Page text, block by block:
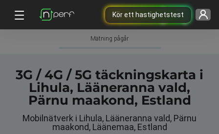
Kör ett hastighetstest
Mätning pågår
3G / 4G / 5G täckningskarta i
Lihula, Lääneranna vald,
Pärnu maakond, Estland
Mobilnätverk i Lihula, Lääneranna vald, Pärnu
maakond, Läänemaa, Estland